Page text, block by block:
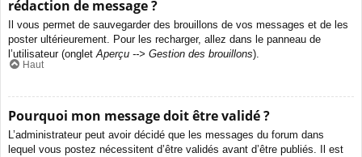
rédaction de message ?
Il vous permet de sauvegarder des brouillons de vos messages et de les
poster ultérieurement. Pour les recharger, allez dans le panneau de
l’utilisateur (onglet Aperçu --> Gestion des brouillons).
Haut
Pourquoi mon message doit être validé ?
L’administrateur peut avoir décidé que les messages du forum dans
lequel vous postez nécessitent d’être validés avant d’être publiés. Il est